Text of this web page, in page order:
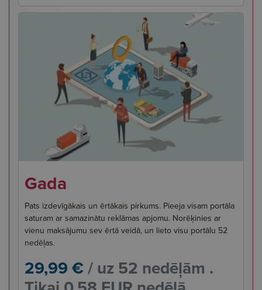
Gada
Pats izdevīgākais un ērtākais pirkums. Pieeja visam portāla
saturam ar samazinātu reklāmas apjomu. Norēķinies ar
vienu maksājumu sev ērtā veidā, un lieto visu portālu 52
nedēļas.
29,99 €/ uz 52 nedēļām .